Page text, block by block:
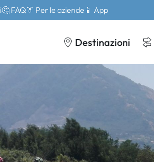
🤔 FAQ👔 Per le aziende 📱 App
Destinazioni